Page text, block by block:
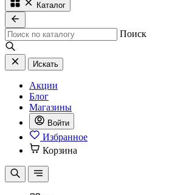
Каталог
Поиск
Искать
Акции
Блог
Магазины
Войти
Избранное
Корзина